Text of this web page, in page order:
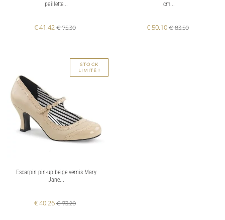
paillette...
€ 41.42 € 75.30
cm...
€ 50.10 € 83.50
STOCK
LIMITÉ !
Escarpin pin-up beige vernis Mary
Jane...
€ 40.26 € 73.20